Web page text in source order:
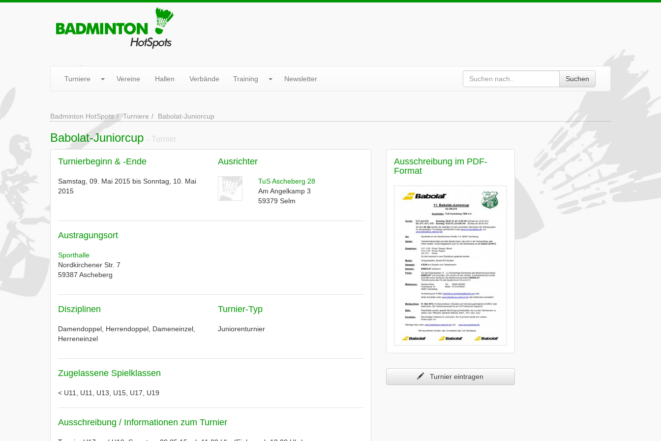
Turniere Vereine Hallen Verbände Training Newsletter Suchen
Badminton HotSpots Turniere Babolat-Juniorcup
Babolat-Juniorcup - Turnier
Turnierbeginn & -Ende
Samstag, 09. Mai 2015 bis Sonntag, 10. Mai
2015
Ausrichter
TuS Ascheberg 28
Am Angelkamp 3
59379 Selm
Austragungsort
Sporthalle
Nordkirchener Str. 7
59387 Ascheberg
Disziplinen
Damendoppel, Herrendoppel, Dameneinzel,
Herreneinzel
Turnier-Typ
Juniorenturnier
Zugelassene Spielklassen
< U11, U11, U13, U15, U17, U19
Ausschreibung / Informationen zum Turnier
Ausschreibung im PDF-
Format
Turnier eintragen